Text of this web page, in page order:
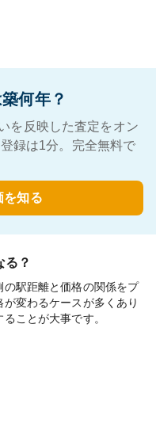
何年？
を反映した査定をオン
録は1分。完全無料で
を知る
る？
駅距離と価格の関係をプ
変わるケースが多くあり
ことが大事です。